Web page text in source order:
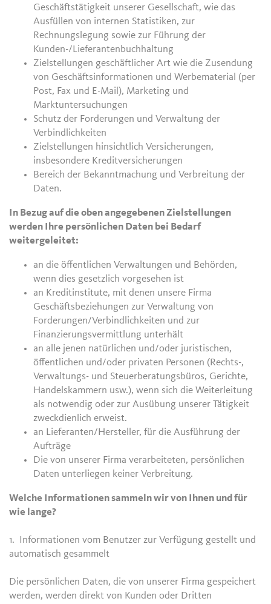
Geschäftstätigkeit unserer Gesellschaft, wie das
Ausfüllen von internen Statistiken, zur
Rechnungslegung sowie zur Führung der
Kunden-/Lieferantenbuchhaltung
Zielstellungen geschäftlicher Art wie die Zusendung
von Geschäftsinformationen und Werbematerial (per
Post, Fax und E-Mail), Marketing und
Marktuntersuchungen
Schutz der Forderungen und Verwaltung der
Verbindlichkeiten
Zielstellungen hinsichtlich Versicherungen,
insbesondere Kreditversicherungen
Bereich der Bekanntmachung und Verbreitung der
Daten.
In Bezug auf die oben angegebenen Zielstellungen
werden Ihre persönlichen Daten bei Bedarf
weitergeleitet:
an die öffentlichen Verwaltungen und Behörden,
wenn dies gesetzlich vorgesehen ist
an Kreditinstitute, mit denen unsere Firma
Geschäftsbeziehungen zur Verwaltung von
Forderungen/Verbindlichkeiten und zur
Finanzierungsvermittlung unterhält
an alle jenen natürlichen und/oder juristischen,
öffentlichen und/oder privaten Personen (Rechts-,
Verwaltungs- und Steuerberatungsbüros, Gerichte,
Handelskammern usw.), wenn sich die Weiterleitung
als notwendig oder zur Ausübung unserer Tätigkeit
zweckdienlich erweist.
an Lieferanten/Hersteller, für die Ausführung der
Aufträge
Die von unserer Firma verarbeiteten, persönlichen
Daten unterliegen keiner Verbreitung.
Welche Informationen sammeln wir von Ihnen und für
wie lange?
1. Informationen vom Benutzer zur Verfügung gestellt und
automatisch gesammelt
Die persönlichen Daten, die von unserer Firma gespeichert
werden, werden direkt von Kunden oder Dritten